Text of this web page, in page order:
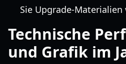
Sie Upgrade-Materialien
Technische
und Grafik im